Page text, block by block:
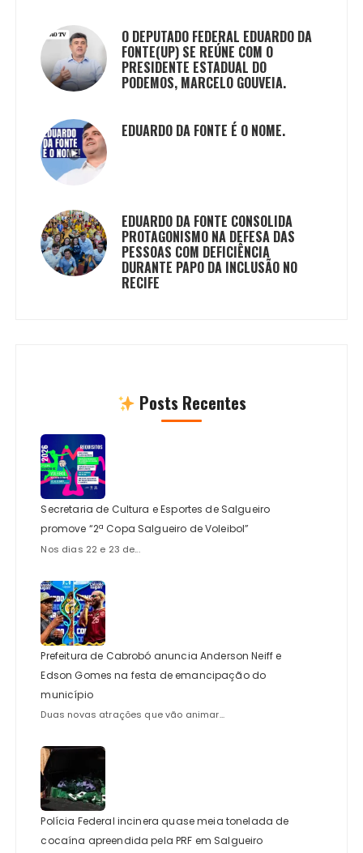
O DEPUTADO FEDERAL EDUARDO DA
FONTE(UP) SE REÚNE COM O
PRESIDENTE ESTADUAL DO
PODEMOS, MARCELO GOUVEIA.
EDUARDO DA FONTE É O NOME.
EDUARDO DA FONTE CONSOLIDA
PROTAGONISMO NA DEFESA DAS
PESSOAS COM DEFICIÊNCIA
DURANTE PAPO DA INCLUSÃO NO
RECIFE
Posts Recentes
Secretaria de Cultura e Esportes de Salgueiro
promove “2ª Copa Salgueiro de Voleibol”
Nos dias 22 e 23 de...
Prefeitura de Cabrobó anuncia Anderson Neiff e
Edson Gomes na festa de emancipação do
município
Duas novas atrações que vão animar...
Polícia Federal incinera quase meia tonelada de
cocaína apreendida pela PRF em Salgueiro